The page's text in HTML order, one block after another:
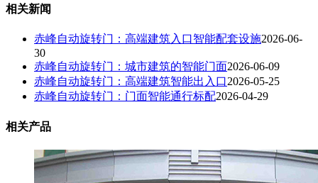
相关新闻
赤峰自动旋转门：高端建筑入口智能配套设施2026-06-
30
赤峰自动旋转门：城市建筑的智能门面2026-06-09
赤峰自动旋转门：高端建筑智能出入口2026-05-25
赤峰自动旋转门：门面智能通行标配2026-04-29
相关产品